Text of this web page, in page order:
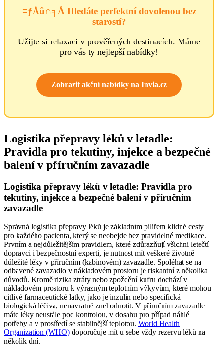
≡ƒÅû∩╕Å Hledáte perfektní dovolenou bez
starostí?
Užijte si relaxaci v prověřených destinacích. Máme
pro vás ty nejlepší nabídky!
Zobrazit akční nabídky na Invia.cz
Logistika přepravy léků v letadle:
Pravidla pro tekutiny, injekce a bezpečné
balení v příručním zavazadle
Logistika přepravy léků v letadle: Pravidla pro
tekutiny, injekce a bezpečné balení v příručním
zavazadle
Správná logistika přepravy léků je základním pilířem klidné cesty
pro každého pacienta, který se neobejde bez pravidelné medikace.
Prvním a nejdůležitějším pravidlem, které zdůrazňují všichni letečtí
dopravci i bezpečnostní experti, je nutnost mít veškeré životně
důležité léky v příručním (kabinovém) zavazadle. Spoléhat se na
odbavené zavazadlo v nákladovém prostoru je riskantní z několika
důvodů. Kromě rizika ztráty nebo zpoždění kufru dochází v
nákladovém prostoru k výrazným teplotním výkyvům, které mohou
citlivé farmaceutické látky, jako je inzulin nebo specifická
biologická léčiva, nenávratně znehodnotit. V příručním zavazadle
máte léky neustále pod kontrolou, v dosahu pro případ náhlé
potřeby a v prostředí se stabilnější teplotou. World Health
Organization (WHO) doporučuje mít u sebe vždy rezervu léků na
několik dní.